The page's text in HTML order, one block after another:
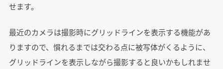
せます。
最近のカメラは撮影時にグリッドラインを表示する機能があ
りますので、慣れるまでは交わる点に被写体がくるように、
グリッドラインを表示しながら撮影すると良いかもしれませ